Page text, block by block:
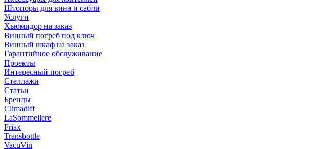
Штопоры для вина и сабли
Услуги
Хьюмидор на заказ
Винный погреб под ключ
Винный шкаф на заказ
Гарантийное обслуживание
Проекты
Интересный погреб
Стеллажи
Статьи
Бренды
Climadiff
LaSommeliere
Friax
Transbottle
VacuVin